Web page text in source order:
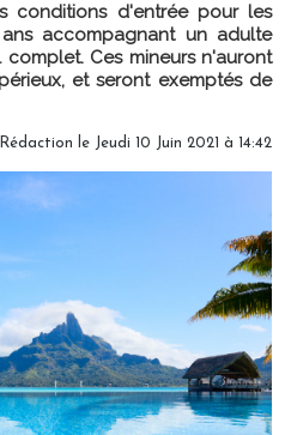
conditions d'entrée pour les
accompagnant un adulte
Ces mineurs n'auront
et seront exemptés de
le Jeudi 10 Juin 2021 à 14:42